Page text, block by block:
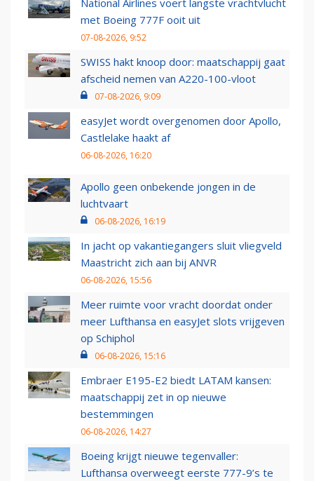
National Airlines voert langste vrachtvlucht
met Boeing 777F ooit uit
07-08-2026, 9:52
SWISS hakt knoop door: maatschappij gaat
afscheid nemen van A220-100-vloot
07-08-2026, 9:09
easyJet wordt overgenomen door Apollo,
Castlelake haakt af
06-08-2026, 16:20
Apollo geen onbekende jongen in de
luchtvaart
06-08-2026, 16:19
In jacht op vakantiegangers sluit vliegveld
Maastricht zich aan bij ANVR
06-08-2026, 15:56
Meer ruimte voor vracht doordat onder
meer Lufthansa en easyJet slots vrijgeven
op Schiphol
06-08-2026, 15:16
Embraer E195-E2 biedt LATAM kansen:
maatschappij zet in op nieuwe
bestemmingen
06-08-2026, 14:27
Boeing krijgt nieuwe tegenvaller:
Lufthansa overweegt eerste 777-9’s te